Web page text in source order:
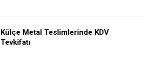
Külçe Metal Teslimlerinde KDV
Tevkifatı